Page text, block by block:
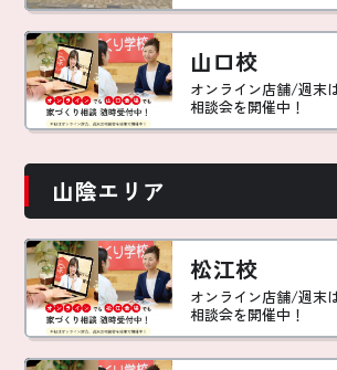
山口校
オンライン店舗/週末
相談会を開催中！
山陰エリア
松江校
オンライン店舗/週末
相談会を開催中！